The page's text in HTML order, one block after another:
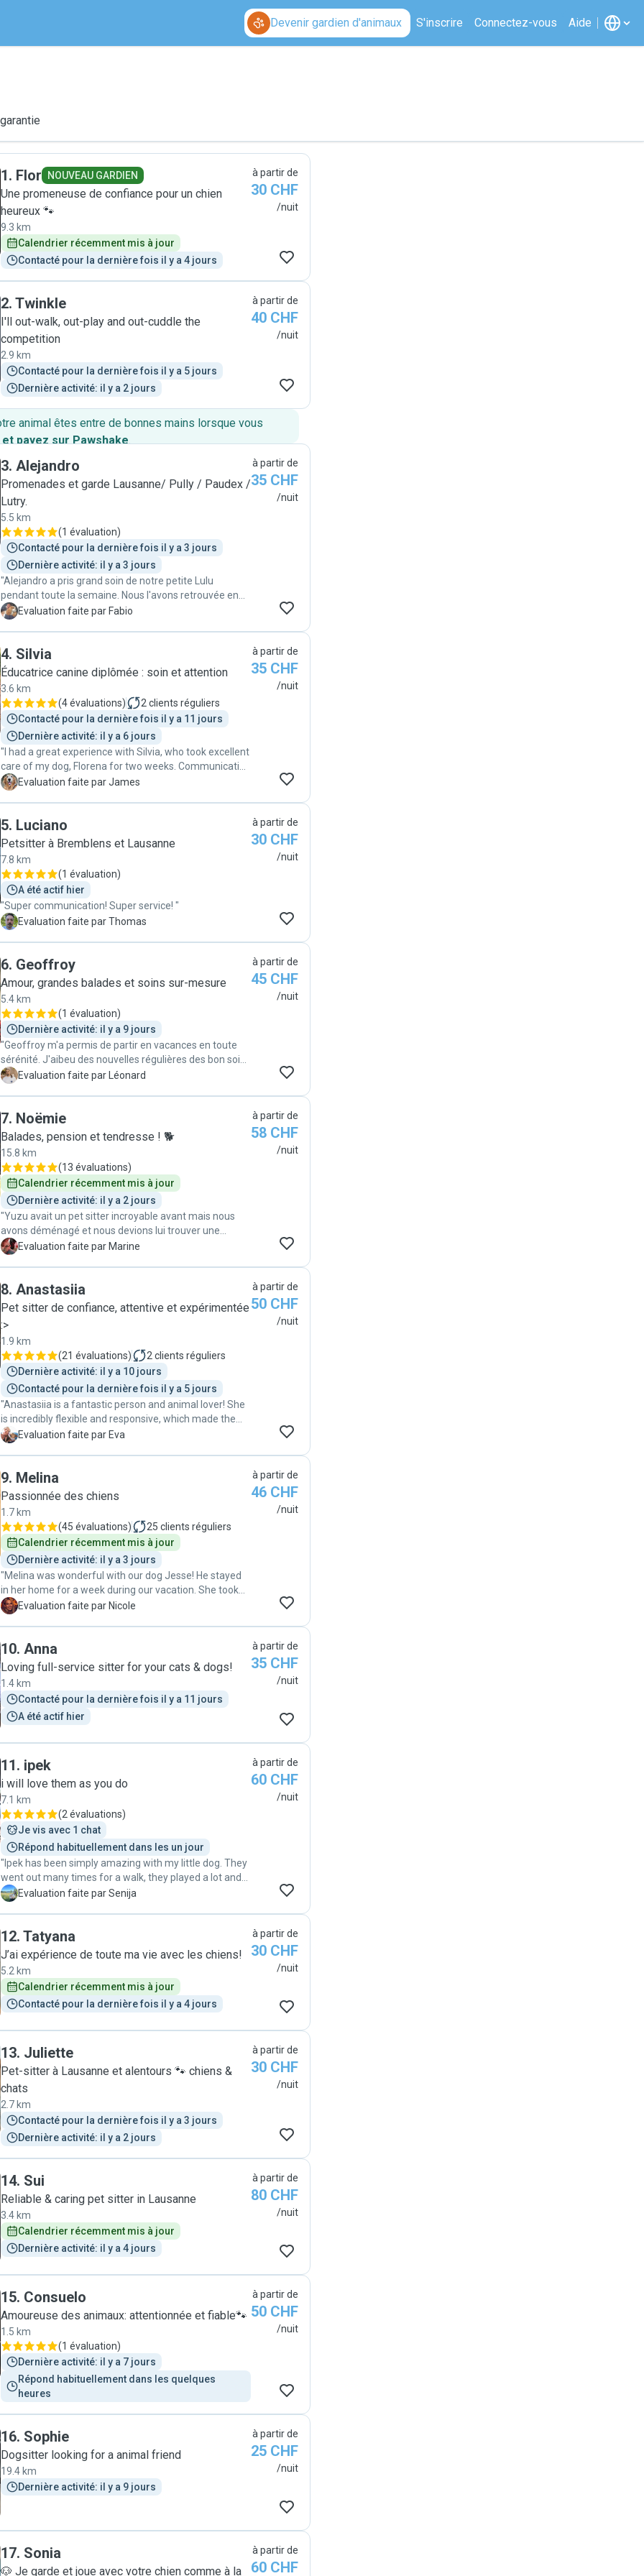
Devenir gardien d'animaux S'inscrire Connectez-vous Aide
1. Flor NOUVEAU GARDIEN
Une promeneuse de confiance pour un chien
heureux 🐾
9.3 km
Calendrier récemment mis à jour
Contacté pour la dernière fois il y a 4 jours
à partir de
30 CHF
/nuit
2. Twinkle
I'll out-walk, out-play and out-cuddle the
competition
2.9 km
Contacté pour la dernière fois il y a 5 jours
Dernière activité: il y a 2 jours
à partir de
40 CHF
/nuit
animal êtes entre de bonnes mains lorsque vous
payez sur Pawshake.
3. Alejandro
Promenades et garde Lausanne/ Pully / Paudex /
Lutry.
5.5 km
(1 évaluation)
Contacté pour la dernière fois il y a 3 jours
Dernière activité: il y a 3 jours
"Alejandro a pris grand soin de notre petite Lulu
pendant toute la semaine. Nous l'avons retrouvée en
pleine forme, détendue et heureuse. Il nous a
recommandons sans hésitation et nous ferons
volontiers appel à lui de nouveau. Merci encore !"
F Evaluation faite par Fabio
à partir de
35 CHF
/nuit
4. Silvia
Éducatrice canine diplômée : soin et attention
3.6 km
(4 évaluations) 2 clients réguliers
Contacté pour la dernière fois il y a 11 jours
Dernière activité: il y a 6 jours
"I had a great experience with Silvia, who took excellent
care of my dog, Florena for two weeks. Communication
was clear and consistent, and I always felt reassured
appreciate the care and responsibility shown, and I
would gladly recommend this pet sitter to anyone
J Evaluation faite par James
à partir de
35 CHF
/nuit
5. Luciano
Petsitter à Bremblens et Lausanne
7.8 km
(1 évaluation)
A été actif hier
"Super communication! Super service! "
T Evaluation faite par Thomas
à partir de
30 CHF
/nuit
6. Geoffroy
Amour, grandes balades et soins sur-mesure
5.4 km
(1 évaluation)
Dernière activité: il y a 9 jours
"Geoffroy m'a permis de partir en vacances en toute
sérénité. J'aibeu des nouvelles régulières des bon soins
apportés à mon chien. Je recommande."
L Evaluation faite par Léonard
à partir de
45 CHF
/nuit
7. Noëmie
Balades, pension et tendresse ! 🐕
15.8 km
(13 évaluations)
Calendrier récemment mis à jour
Dernière activité: il y a 2 jours
"Yuzu avait un pet sitter incroyable avant mais nous
avons déménagé et nous devions lui trouver une
nouvelle garde tout aussi qualitative. Et bien c’est
propre chien et c’est un vrai plaisir de pouvoir partir en
sachant que Yuzu est entre de bonnes mains 😍 Je
vous conseille les services de Noémie avec qui nous
M Evaluation faite par Marine
à partir de
58 CHF
/nuit
8. Anastasiia
Pet sitter de confiance, attentive et expérimentée
:>
1.9 km
(21 évaluations) 2 clients réguliers
Dernière activité: il y a 10 jours
Contacté pour la dernière fois il y a 5 jours
"Anastasiia is a fantastic person and animal lover! She
is incredibly flexible and responsive, which made the
booking process quick and easy. She took amazing
She followed all my requests ( long lists 😉) and
managed well Laika’s routines with ease, balancing
comfortable at night. It’s clear she treats every animal
as if they were her own. I highly recommended
Anastasia"
E Evaluation faite par Eva
à partir de
50 CHF
/nuit
9. Melina
Passionnée des chiens
1.7 km
(45 évaluations) 25 clients réguliers
Calendrier récemment mis à jour
Dernière activité: il y a 3 jours
"Melina was wonderful with our dog Jesse! He stayed
in her home for a week during our vacation. She took
him for long walks every day and sent us pictures with
and kind petsitter. "
N Evaluation faite par Nicole
à partir de
46 CHF
/nuit
10. Anna
Loving full-service sitter for your cats & dogs!
1.4 km
Contacté pour la dernière fois il y a 11 jours
A été actif hier
à partir de
35 CHF
/nuit
11. ipek
i will love them as you do
7.1 km
(2 évaluations)
Je vis avec 1 chat
Répond habituellement dans les un jour
"Ipek has been simply amazing with my little dog. They
went out many times for a walk, they played a lot and
she also took amazing picture of him. She is a reliable
S Evaluation faite par Senija
à partir de
60 CHF
/nuit
12. Tatyana
J’ai expérience de toute ma vie avec les chiens!
5.2 km
Calendrier récemment mis à jour
Contacté pour la dernière fois il y a 4 jours
à partir de
30 CHF
/nuit
13. Juliette
Pet-sitter à Lausanne et alentours 🐾 chiens &
chats
2.7 km
Contacté pour la dernière fois il y a 3 jours
Dernière activité: il y a 2 jours
à partir de
30 CHF
/nuit
14. Sui
Reliable & caring pet sitter in Lausanne
3.4 km
Calendrier récemment mis à jour
Dernière activité: il y a 4 jours
à partir de
80 CHF
/nuit
15. Consuelo
Amoureuse des animaux: attentionnée et fiable🐾
1.5 km
(1 évaluation)
Dernière activité: il y a 7 jours
Répond habituellement dans les quelques
heures
à partir de
50 CHF
/nuit
16. Sophie
Dogsitter looking for a animal friend
19.4 km
Dernière activité: il y a 9 jours
à partir de
25 CHF
/nuit
17. Sonia
🐶 Je garde et joue avec votre chien comme à la
à partir de
60 CHF